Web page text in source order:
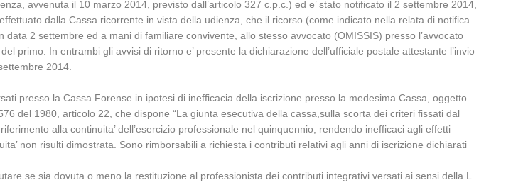
avvenuta il 10 marzo 2014, previsto dall’articolo 327 c.p.c.) ed e’ stato notificato il 2 settembre 2014,
dalla Cassa ricorrente in vista della udienza, che il ricorso (come indicato nella relata di notifica
2 settembre ed a mani di familiare convivente, allo stesso avvocato (OMISSIS) presso l’avvocato
primo. In entrambi gli avvisi di ritorno e’ presente la dichiarazione dell’ufficiale postale attestante l’invio
2014.
presso la Cassa Forense in ipotesi di inefficacia della iscrizione presso la medesima Cassa, oggetto
del 1980, articolo 22, che dispone “La giunta esecutiva della cassa,sulla scorta dei criteri fissati dal
alla continuita’ dell’esercizio professionale nel quinquennio, rendendo inefficaci agli effetti
non risulti dimostrata. Sono rimborsabili a richiesta i contributi relativi agli anni di iscrizione dichiarati
se sia dovuta o meno la restituzione al professionista dei contributi integrativi versati ai sensi della L.